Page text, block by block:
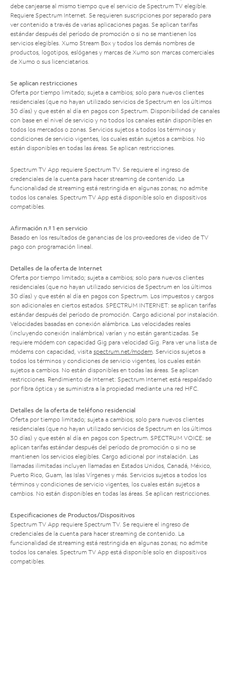
debe canjearse al mismo tiempo que el servicio de Spectrum TV elegible.
Requiere Spectrum Internet. Se requieren suscripciones por separado para
ver contenido a través de varias aplicaciones pagas. Se aplican tarifas
estándar después del período de promoción o si no se mantienen los
servicios elegibles. Xumo Stream Box y todos los demás nombres de
productos, logotipos, eslóganes y marcas de Xumo son marcas comerciales
de Xumo o sus licenciatarios.
Se aplican restricciones
Oferta por tiempo limitado; sujeta a cambios; solo para nuevos clientes
residenciales (que no hayan utilizado servicios de Spectrum en los últimos
30 días) y que estén al día en pagos con Spectrum. Disponibilidad de canales
con base en el nivel de servicio y no todos los canales están disponibles en
todos los mercados o zonas. Servicios sujetos a todos los términos y
condiciones de servicio vigentes, los cuales están sujetos a cambios. No
están disponibles en todas las áreas. Se aplican restricciones.
Spectrum TV App requiere Spectrum TV. Se requiere el ingreso de
credenciales de la cuenta para hacer streaming de contenido. La
funcionalidad de streaming está restringida en algunas zonas; no admite
todos los canales. Spectrum TV App está disponible solo en dispositivos
compatibles.
Afirmación n.º 1 en servicio
Basado en los resultados de ganancias de los proveedores de video de TV
pago con programación lineal.
Detalles de la oferta de Internet
Oferta por tiempo limitado; sujeta a cambios; solo para nuevos clientes
residenciales (que no hayan utilizado servicios de Spectrum en los últimos
30 días) y que estén al día en pagos con Spectrum. Los impuestos y cargos
son adicionales en ciertos estados. SPECTRUM INTERNET: se aplican tarifas
estándar después del período de promoción. Cargo adicional por instalación.
Velocidades basadas en conexión alámbrica. Las velocidades reales
(incluyendo conexión inalámbrica) varían y no están garantizadas. Se
requiere módem con capacidad Gig para velocidad Gig. Para ver una lista de
módems con capacidad, visita spectrum.net/modem. Servicios sujetos a
todos los términos y condiciones de servicio vigentes, los cuales están
sujetos a cambios. No están disponibles en todas las áreas. Se aplican
restricciones. Rendimiento de Internet: Spectrum Internet está respaldado
por fibra óptica y se suministra a la propiedad mediante una red HFC.
Detalles de la oferta de teléfono residencial
Oferta por tiempo limitado; sujeta a cambios; solo para nuevos clientes
residenciales (que no hayan utilizado servicios de Spectrum en los últimos
30 días) y que estén al día en pagos con Spectrum. SPECTRUM VOICE: se
aplican tarifas estándar después del período de promoción o si no se
mantienen los servicios elegibles. Cargo adicional por instalación. Las
llamadas ilimitadas incluyen llamadas en Estados Unidos, Canadá, México,
Puerto Rico, Guam, las Islas Vírgenes y más. Servicios sujetos a todos los
términos y condiciones de servicio vigentes, los cuales están sujetos a
cambios. No están disponibles en todas las áreas. Se aplican restricciones.
Especificaciones de Productos/Dispositivos
Spectrum TV App requiere Spectrum TV. Se requiere el ingreso de
credenciales de la cuenta para hacer streaming de contenido. La
funcionalidad de streaming está restringida en algunas zonas; no admite
todos los canales. Spectrum TV App está disponible solo en dispositivos
compatibles.